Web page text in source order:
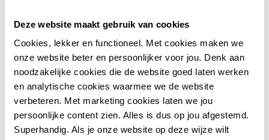
Deze website maakt gebruik van cookies
Cookies, lekker en functioneel. Met cookies maken we
onze website beter en persoonlijker voor jou. Denk aan
noodzakelijke cookies die de website goed laten werken
en analytische cookies waarmee we de website
verbeteren. Met marketing cookies laten we jou
persoonlijke content zien. Alles is dus op jou afgestemd.
Superhandig. Als je onze website op deze wijze wilt